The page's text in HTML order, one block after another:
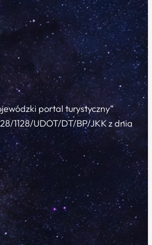
portal turystyczny”
1128/UDOT/DT/BP/JKK z dnia